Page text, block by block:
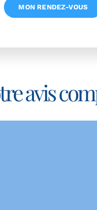
MON RENDEZ-VOUS
avis